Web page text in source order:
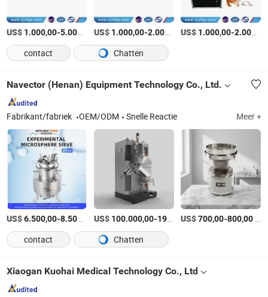
US$ 1.000,00-5.000,00 /Stuk
US$ 1.000,00-2.000,00 /Stuk
US$ 1.000,00-2.000,00
contact
Chatten
Navector (Henan) Equipment Technology Co., Ltd.
Fabrikant/fabriek OEM/ODM Snelle Reactie Meer +
US$6.500,00-8.500,00 /Set
US$ 100.000,00-190.000,00 /Set
US$700,00-800,00
contact
Chatten
Xiaogan Kuohai Medical Technology Co., Ltd